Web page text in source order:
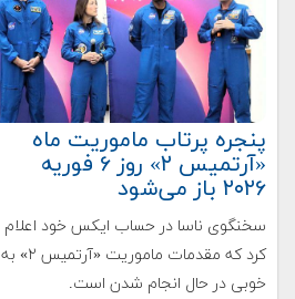
پنجره پرتاب ماموریت ماه
«آرتمیس ۲» روز ۶ فوریه
۲۰۲۶ باز می‌شود
سخنگوی ناسا در حساب ایکس خود اعلام
کرد که مقدمات ماموریت «آرتمیس ۲» به
خوبی در حال انجام شدن است.